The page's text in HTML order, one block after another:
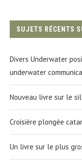
SUJETS RÉCENTS
Divers Underwater
underwater
Nouveau livre sur le
Croisière plongée
Un livre sur le plus